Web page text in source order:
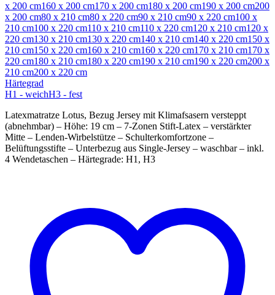
x 200 cm160 x 200 cm170 x 200 cm180 x 200 cm190 x 200 cm200
x 200 cm80 x 210 cm80 x 220 cm90 x 210 cm90 x 220 cm100 x
210 cm100 x 220 cm110 x 210 cm110 x 220 cm120 x 210 cm120 x
220 cm130 x 210 cm130 x 220 cm140 x 210 cm140 x 220 cm150 x
210 cm150 x 220 cm160 x 210 cm160 x 220 cm170 x 210 cm170 x
220 cm180 x 210 cm180 x 220 cm190 x 210 cm190 x 220 cm200 x
210 cm200 x 220 cm
Härtegrad
H1 - weichH3 - fest
Latexmatratze Lotus, Bezug Jersey mit Klimafsasern versteppt
(abnehmbar) – Höhe: 19 cm – 7-Zonen Stift-Latex – verstärkter
Mitte – Lenden-Wirbelstütze – Schulterkomfortzone –
Belüftungsstifte – Unterbezug aus Single-Jersey – waschbar – inkl.
4 Wendetaschen – Härtegrade: H1, H3